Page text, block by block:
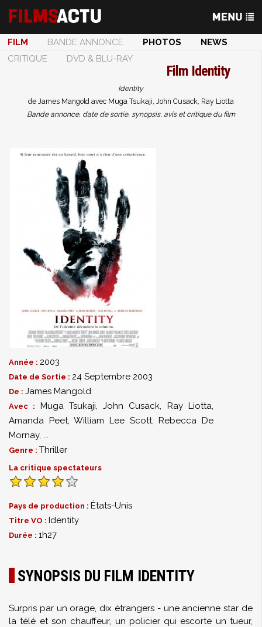
FILM BANDE ANNONCE PHOTOS
NEWS
CRITIQUE
DVD & BLU-RAY
Film Identity
Identity
de James Mangold avec Muga Tsukaji, John Cusack, Ray Liotta
Bande annonce, date de sortie, synopsis, avis et critique du film
Année : 2003
Date de Sortie : 24 Septembre 2003
De : James Mangold
Avec : Muga Tsukaji,John Cusack, Ray Liotta,
Amanda Peet,William Lee Scott,Rebecca De
Mornay, ...
Genre : Thriller
La critique spectateurs
Pays de production : États-Unis
Titre VO : Identity
Durée : 1h27
SYNOPSIS DU FILM IDENTITY
Surpris par un orage, dix étrangers - une ancienne star de
la télé et son chauffeur, un policier qui escorte un tueur,